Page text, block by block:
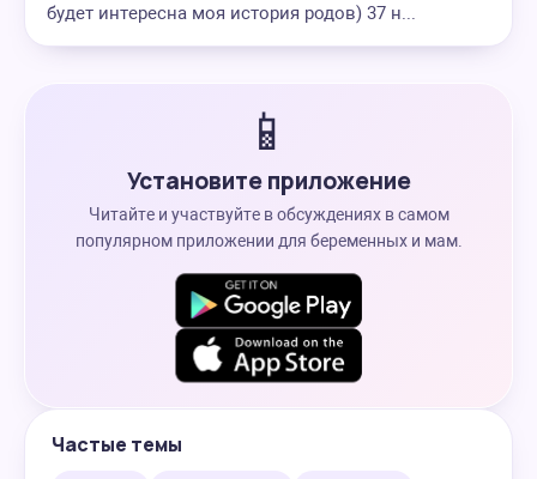
будет интересна моя история родов) 37 н...
📱
Установите приложение
Читайте и участвуйте в обсуждениях в самом
популярном приложении для беременных и мам.
Частые темы